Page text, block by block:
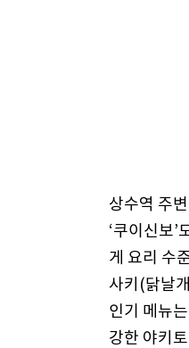
상수역 주
‘쿠이신보
게 요리 수
사키(닭날
인기 메뉴
강한 야키